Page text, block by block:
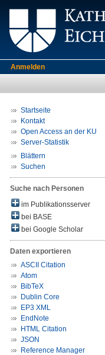
Anmelden
Startseite
Kontakt
Open Access an der KU
Server-Statistik
Blättern
Suchen
Suche nach Personen
im Publikationsserver
bei BASE
bei Google Scholar
Daten exportieren
ASCII Citation
Atom
BibTeX
Dublin Core
EP3 XML
EndNote
HTML Citation
JSON
Reference Manager